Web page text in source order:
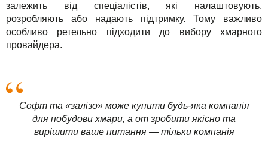
залежить від спеціалістів, які налаштовують,
розробляють або надають підтримку. Тому важливо
особливо ретельно підходити до вибору хмарного
провайдера.
Софт та «залізо» може купити будь-яка компанія
для побудови хмари, а от зробити якісно та
вирішити ваше питання — тільки компанія